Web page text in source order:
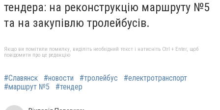
тендера: на реконструкцію маршруту №5
та на закупівлю тролейбусів.
Якщо ви помітили помилку, виділіть необхідний текст і натисніть Ctrl + Enter, щоб
повідомити про це редакцію
#Славянск #новости #тролейбус
#електротранспорт
#маршрут №5
#тендер